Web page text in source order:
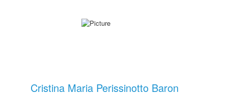
Cristina Maria Perissinotto Baron